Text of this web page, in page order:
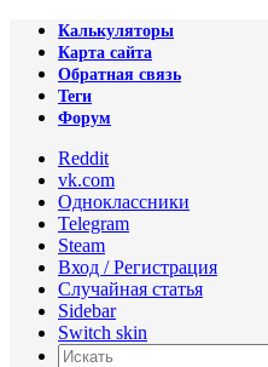
Калькуляторы
Карта сайта
Обратная связь
Теги
Форум
Reddit
vk.com
Одноклассники
Telegram
Steam
Вход / Регистрация
Случайная статья
Sidebar
Switch skin